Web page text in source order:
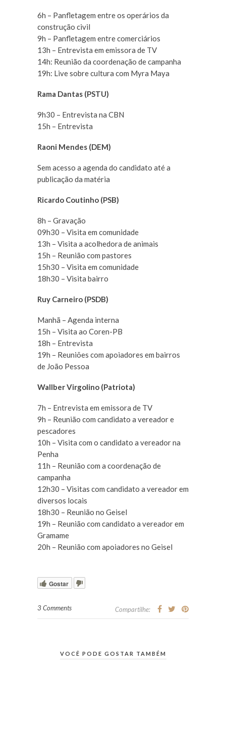
6h – Panfletagem entre os operários da
construção civil
9h – Panfletagem entre comerciários
13h – Entrevista em emissora de TV
14h: Reunião da coordenação de campanha
19h: Live sobre cultura com Myra Maya
Rama Dantas (PSTU)
9h30 – Entrevista na CBN
15h – Entrevista
Raoni Mendes (DEM)
Sem acesso a agenda do candidato até a
publicação da matéria
Ricardo Coutinho (PSB)
8h – Gravação
09h30 – Visita em comunidade
13h – Visita a acolhedora de animais
15h – Reunião com pastores
15h30 – Visita em comunidade
18h30 – Visita bairro
Ruy Carneiro (PSDB)
Manhã – Agenda interna
15h – Visita ao Coren-PB
18h – Entrevista
19h – Reuniões com apoiadores em bairros
de João Pessoa
Wallber Virgolino (Patriota)
7h – Entrevista em emissora de TV
9h – Reunião com candidato a vereador e
pescadores
10h – Visita com o candidato a vereador na
Penha
11h – Reunião com a coordenação de
campanha
12h30 – Visitas com candidato a vereador em
diversos locais
18h30 – Reunião no Geisel
19h – Reunião com candidato a vereador em
Gramame
20h – Reunião com apoiadores no Geisel
Gostar
3 Comments Compartilhe:
VOCÊ PODE GOSTAR TAMBÉM